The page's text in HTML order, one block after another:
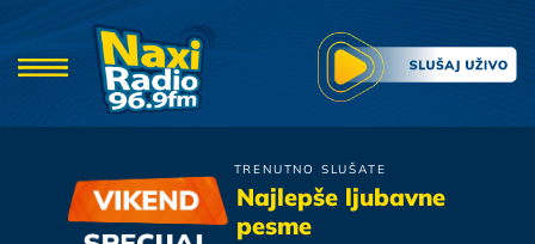
TRENUTNO SLUŠATE
Najlepše ljubavne
pesme
Merlin